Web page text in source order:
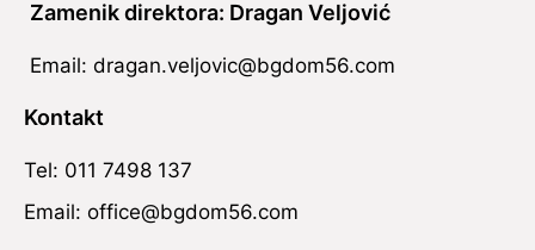
Zamenik direktora: Dragan Veljović
Email: dragan.veljovic@bgdom56.com
Kontakt
Tel: 011 7498 137
Email: office@bgdom56.com